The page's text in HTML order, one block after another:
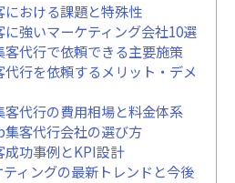
おける課題と特殊性
強いマーケティング会社10選
代行で依頼できる主要施策
行を依頼するメリット・デメ
代行の費用相場と料金体系
客代行会社の選び方
成功事例とKPI設計
ィングの最新トレンドと今後